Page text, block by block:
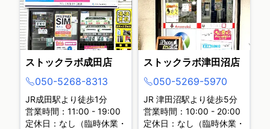
ストックラボ成田店
050-5268-8313
JR成田駅より徒歩1分
営業時間：11:00 - 19:00
定休日：なし（臨時休業・
ストックラボ津田沼店
050-5269-5970
JR 津田沼駅より徒歩5分
営業時間：10:00 - 20:00
定休日：なし（臨時休業・